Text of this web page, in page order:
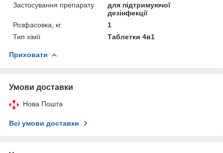
Застосування препарату
для підтримуючої
дезінфекції
Розфасовка, кг
1
Тип хімії
Таблетки 4в1
Приховати
Умови доставки
Нова Пошта
Всі умови доставки